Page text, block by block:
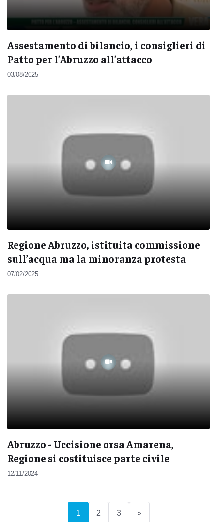
Assestamento di bilancio, i consiglieri di
Patto per l’Abruzzo all’attacco
03/08/2025
Regione Abruzzo, istituita commissione
sull’acqua ma la minoranza protesta
07/02/2025
Abruzzo - Uccisione orsa Amarena,
Regione si costituisce parte civile
12/11/2024
1 (current)
2 3 »